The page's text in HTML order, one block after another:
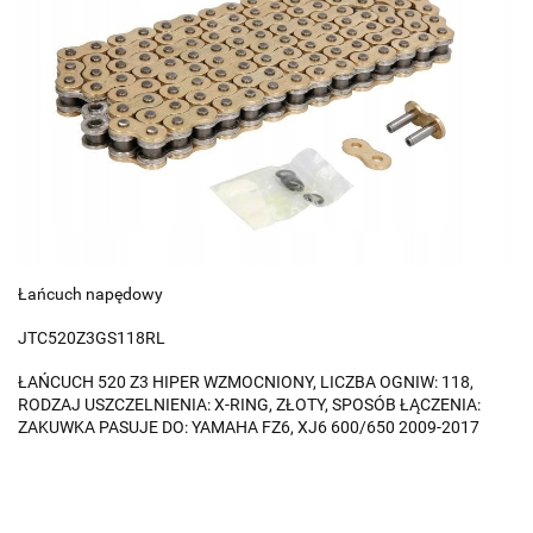
Łańcuch napędowy
JTC520Z3GS118RL
ŁAŃCUCH 520 Z3 HIPER WZMOCNIONY, LICZBA OGNIW: 118,
RODZAJ USZCZELNIENIA: X-RING, ZŁOTY, SPOSÓB ŁĄCZENIA:
ZAKUWKA PASUJE DO: YAMAHA FZ6, XJ6 600/650 2009-2017